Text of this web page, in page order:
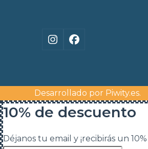
Instagram
Facebook
Desarrollado por Piwity.es.
10% de descuento
Déjanos tu email y ¡recibirás un